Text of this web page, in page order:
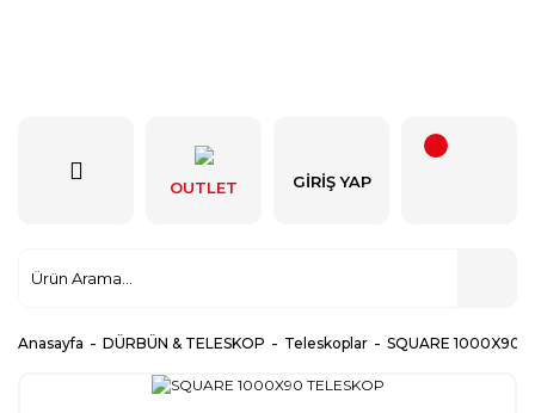
OUTLET GIRIŞ YAP
Anasayfa DÜRBÜN & TELESKOP Teleskoplar SQUARE 1000X90